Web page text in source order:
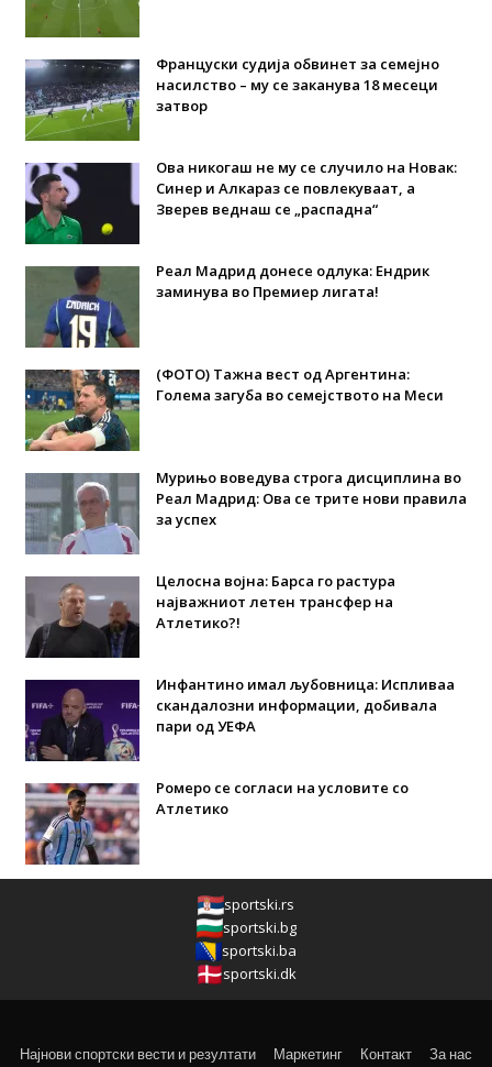
Француски судија обвинет за семејно
насилство – му се заканува 18 месеци
затвор
Ова никогаш не му се случило на Новак:
Синер и Алкараз се повлекуваат, а
Зверев веднаш се „распадна“
Реал Мадрид донесе одлука: Eндрик
заминува во Премиер лигата!
(ФОТО) Тажна вест од Аргентина:
Голема загуба во семејството на Меси
Мурињо воведува строга дисциплина во
Реал Мадрид: Ова се трите нови правила
за успех
Целосна војна: Барса го растура
најважниот летен трансфер на
Атлетико?!
Инфантино имал љубовница: Испливаа
скандалозни информации, добивала
пари од УЕФА
Ромеро се согласи на условите со
Атлетико
sportski.rs
sportski.bg
sportski.ba
sportski.dk
Најнови спортски вести и резултати Маркетинг Контакт За нас